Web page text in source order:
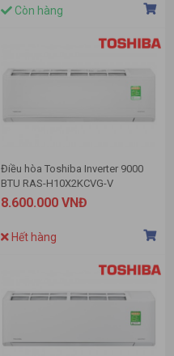
Còn hàng
Điều hòa Toshiba Inverter 9000
BTU RAS-H10X2KCVG-V
8.600.000 VNĐ
Hết hàng